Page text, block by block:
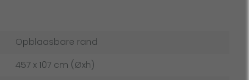
Opblaasbare rand
457 x 107 cm (Øxh)